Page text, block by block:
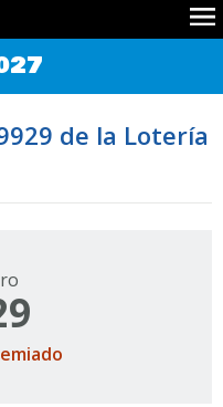
de la Lotería